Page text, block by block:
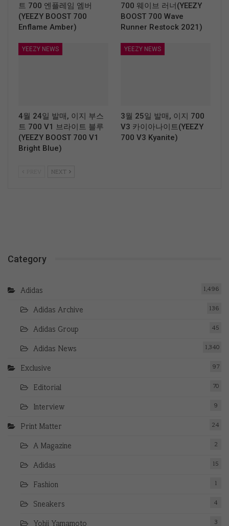
트 700 엔플레임 엠버
(YEEZY BOOST 700
Enflame Amber)
700 웨이브 러너(YEEZY
BOOST 700 Wave
Runner Restock 2021)
YEEZY NEWS
4월 24일 발매, 이지 부스
트 700 V1 브라이트 블루
(YEEZY BOOST 700 V1
Bright Blue)
YEEZY NEWS
3월 25일 발매, 이지 700
V3 카이아나이트(YEEZY
700 V3 Kyanite)
NEXT
Category
Adidas 1,496
Adidas Archive 136
Adidas Group 45
Adidas News 1,340
Exclusive 97
Editorial 70
Interview 9
Print Matter 24
A Magazine 2
Adidas 15
Fashion 1
Sneakers 4
Yohji Yamamoto 3